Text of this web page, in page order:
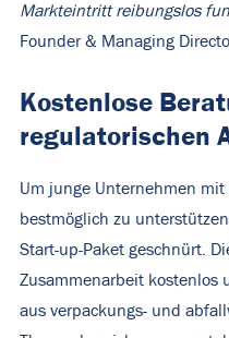
Markteintritt reibungslos
Founder & Managing
Kostenlose
regulatorischen
Um junge Unternehmen
bestmöglich zu
Start-up-Paket geschnürt.
Zusammenarbeit kostenlos
aus verpackungs- und